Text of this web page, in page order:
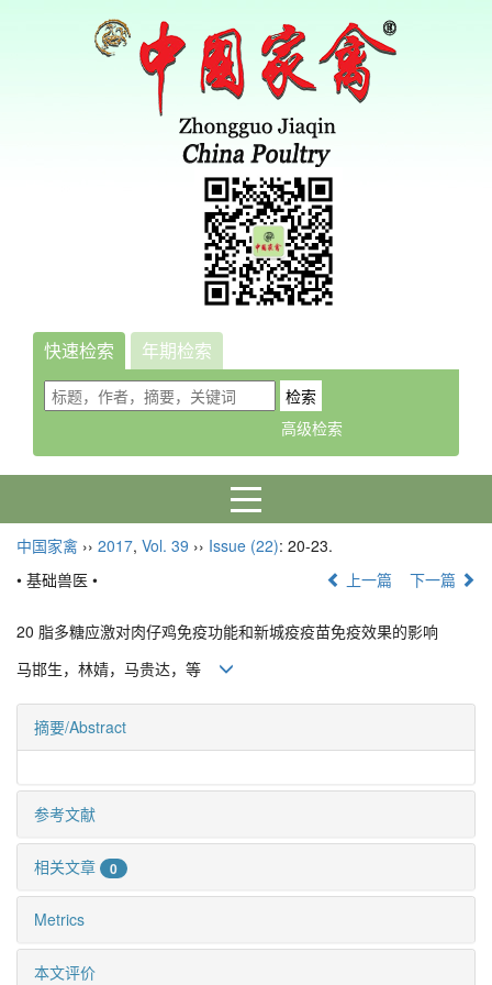
快速检索 年期检索
中国家禽 ›› 2017, Vol. 39 ›› Issue (22): 20-23.
• 基础兽医 •
上一篇 下一篇
20 脂多糖应激对肉仔鸡免疫功能和新城疫疫苗免疫效果的影响
马邯生，林婧，马贵达，等
摘要/Abstract
参考文献
相关文章 0
Metrics
本文评价